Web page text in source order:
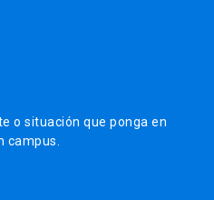
o situación que ponga en
campus.